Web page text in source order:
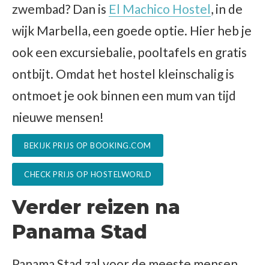
zwembad? Dan is El Machico Hostel, in de
wijk Marbella, een goede optie. Hier heb je
ook een excursiebalie, pooltafels en gratis
ontbijt. Omdat het hostel kleinschalig is
ontmoet je ook binnen een mum van tijd
nieuwe mensen!
BEKIJK PRIJS OP BOOKING.COM
CHECK PRIJS OP HOSTELWORLD
Verder reizen na
Panama Stad